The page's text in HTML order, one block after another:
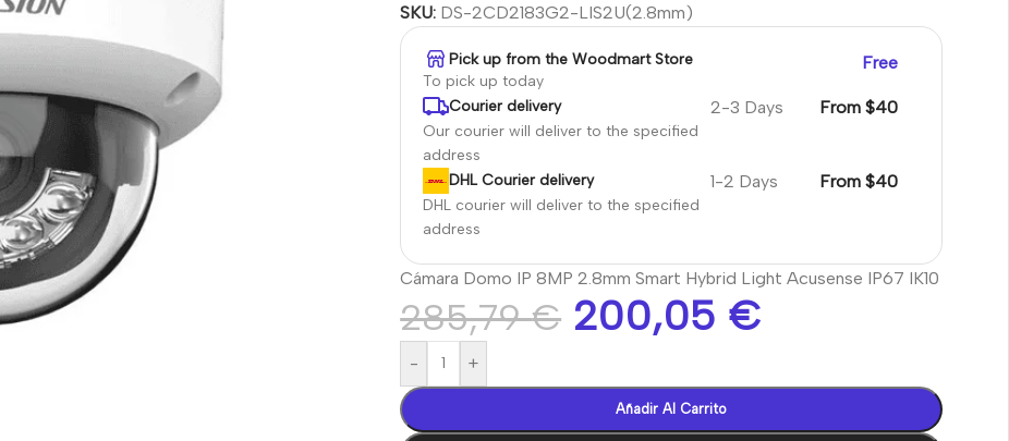
SKU: DS-2CD2183G2-LIS2U(2.8mm)
Pick up from the Woodmart Store
To pick up today
Free
Courier delivery
Our courier will deliver to the specified
address
2-3 Days From $40
DHL Courier delivery
DHL courier will deliver to the specified
address
1-2 Days From $40
Cámara Domo IP 8MP 2.8mm Smart Hybrid Light Acusense IP67 IK10
285,79€ 200,05 €
- +
Añadir Al Carrito